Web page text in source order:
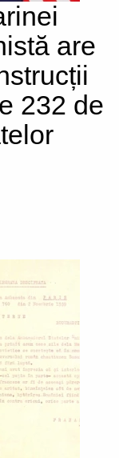
are
232 de